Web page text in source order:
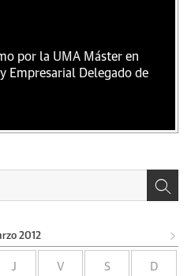
por la UMA Máster en
Empresarial Delegado de
2012
J V S D